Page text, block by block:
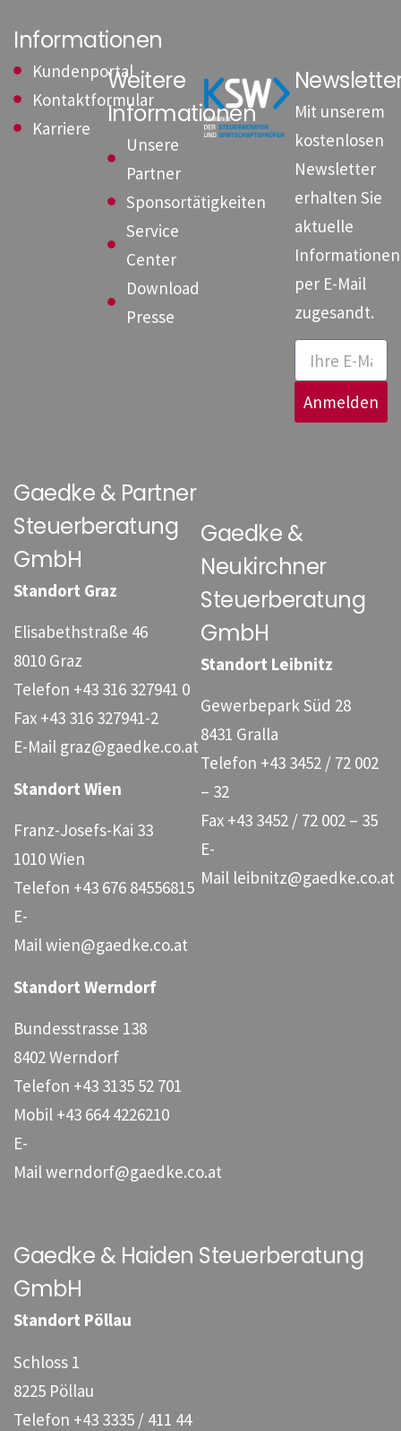
Informationen
Kundenportal
Kontaktformular
Karriere
Weitere
Informationen
Unsere
Partner
Sponsortätigkeiten
Service
Center
Download
Presse
Mit unserem
kostenlosen
Newsletter
erhalten Sie
aktuelle
Informationen
per E-Mail
zugesandt.
Anmelden
Gaedke & Partner
Steuerberatung
GmbH
Standort Graz
Elisabethstraße 46
8010 Graz
Telefon +43 316 327941 0
Fax +43 316 327941-2
E-Mail graz@gaedke.co.at
Standort Wien
Franz-Josefs-Kai 33
1010 Wien
Telefon +43 676 84556815
E-
Mailwien@gaedke.co.at
Standort Werndorf
Bundesstrasse 138
8402 Werndorf
Telefon +43 3135 52 701
Mobil +43 664 4226210
E-
Mailwerndorf@gaedke.co.at
Gaedke &
Neukirchner
Steuerberatung
GmbH
Standort Leibnitz
Gewerbepark Süd 28
8431 Gralla
Telefon +43 3452 / 72 002
– 32
Fax +43 3452 / 72 002 – 35
E-
Mail leibnitz@gaedke.co.at
Gaedke & Haiden Steuerberatung
GmbH
Standort Pöllau
Schloss 1
8225 Pöllau
Telefon +43 3335 / 411 44